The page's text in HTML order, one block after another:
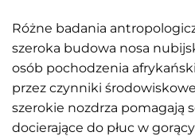
Różne badania
szeroka budowa nosa
osób pochodzenia
przez czynniki
szerokie nozdrza pomagają
docierające do płuc w